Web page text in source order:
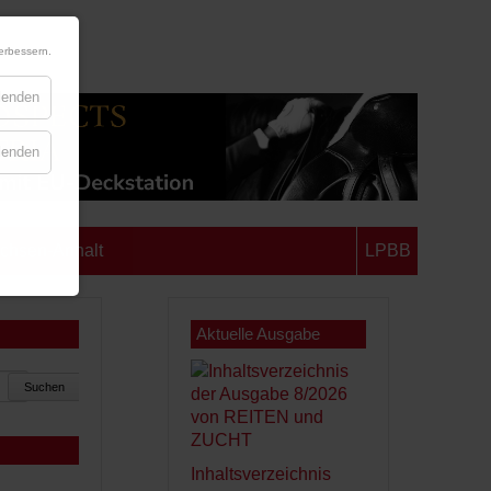
Anhalt LPBB
Suchen
Aktuelle Ausgabe
Inhaltsverzeichnis